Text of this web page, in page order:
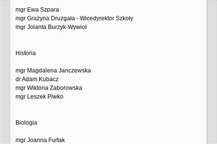
mgr Ewa Szpara
mgr Grażyna Druzgała - Wicedyrektor Szkoły
mgr Jolanta Burzyk-Wywioł
Historia
mgr Magdalena Janczewska
dr Adam Kubacz
mgr Wiktoria Zaborowska
mgr Leszek Piwko
Biologia
mgr Joanna Furtak